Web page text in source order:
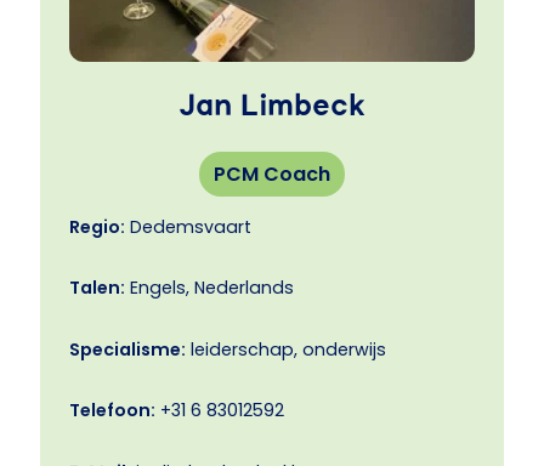
Jan Limbeck
PCM Coach
Regio: Dedemsvaart
Talen: Engels, Nederlands
Specialisme: leiderschap, onderwijs
Telefoon: +31 6 83012592